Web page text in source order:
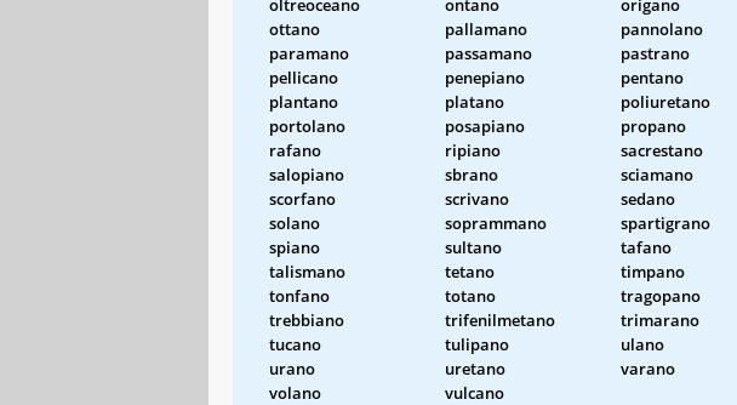
ottano
pallamano pannolano
paramano
passamano pastrano
pellicano
penepiano pentano
plantano
platano poliuretano
portolano
posapiano propano
rafano
ripiano sacrestano
salopiano
sbrano sciamano
scorfano
scrivano sedano
solano
soprammano spartigrano
spiano
sultano tafano
talismano
tetano timpano
tonfano
totano tragopano
trebbiano
trifenilmetano trimarano
tucano
tulipano ulano
urano
uretano varano
volano
vulcano